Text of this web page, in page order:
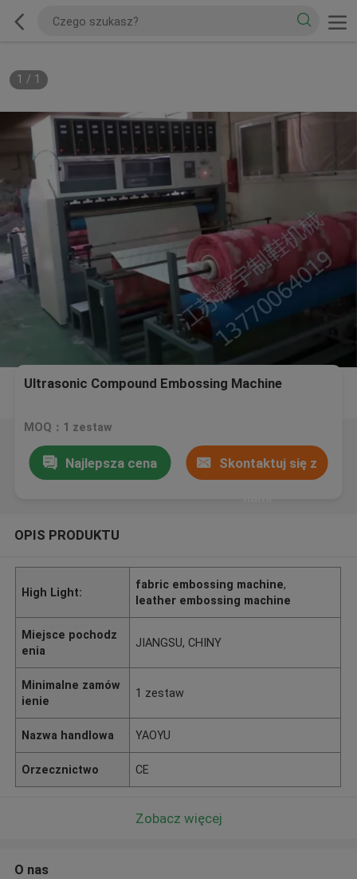
1 / 1
Ultrasonic Compound Embossing Machine
MOQ：1 zestaw
Najlepsza cena Skontaktuj się z
OPIS PRODUKTU
High Light:
fabric embossing machine,
leather embossing machine
Miejsce pochodz
enia
JIANGSU, CHINY
Minimalne zamów
ienie
1 zestaw
Nazwa handlowa YAOYU
Orzecznictwo CE
Zobacz więcej
O nas